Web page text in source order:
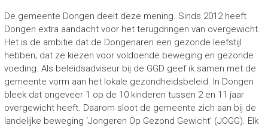
De gemeente Dongen deelt deze mening. Sinds 2012 heeft
Dongen extra aandacht voor het terugdringen van overgewicht.
Het is de ambitie dat de Dongenaren een gezonde leefstijl
hebben; dat ze kiezen voor voldoende beweging en gezonde
voeding. Als beleidsadviseur bij de GGD geef ik samen met de
gemeente vorm aan het lokale gezondheidsbeleid. In Dongen
bleek dat ongeveer 1 op de 10 kinderen tussen 2 en 11 jaar
overgewicht heeft. Daarom sloot de gemeente zich aan bij de
landelijke beweging ‘Jongeren Op Gezond Gewicht’ (JOGG). Elk